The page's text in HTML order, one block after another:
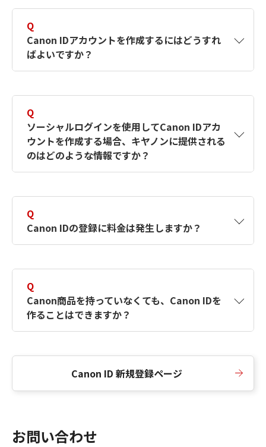
Q
Canon IDアカウントを作成するにはどうすれ
ばよいですか？
す。詳しい作成方法は【カメラ】Canon IDとは
何ですか？Canon IDの作成方法は？をご確認く
ださい。
Q
ソーシャルログインを使用してCanon IDアカ
ウントを作成する場合、キヤノンに提供される
のはどのような情報ですか？
択したサービスから取得します。アカウントを
簡単に作成できるように、この情報を使用して
Canon IDの登録フォームを入力します。
Q
Canon IDの登録に料金は発生しますか？
Q
Canon商品を持っていなくても、Canon IDを
作ることはできますか？
Canon ID 新規登録ページ
お問い合わせ